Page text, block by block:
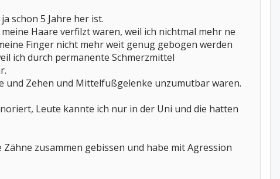
schon 5 Jahre her ist.
Haare verfilzt waren, weil ich nichtmal mehr ne
Finger nicht mehr weit genug gebogen werden
ich durch permanente Schmerzmittel
und Zehen und Mittelfußgelenke unzumutbar waren.
Leute kannte ich nur in der Uni und die hatten
zusammen gebissen und habe mit Agression